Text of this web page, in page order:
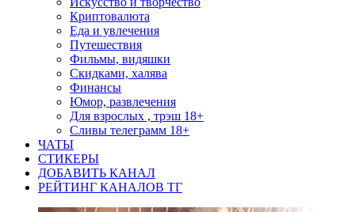
Криптовалюта
Еда и увлечения
Путешествия
Фильмы, видяшки
Скидками, халява
Финансы
Юмор, развлечения
Для взрослых , трэш 18+
Сливы телеграмм 18+
ЧАТЫ
СТИКЕРЫ
ДОБАВИТЬ КАНАЛ
РЕЙТИНГ КАНАЛОВ ТГ